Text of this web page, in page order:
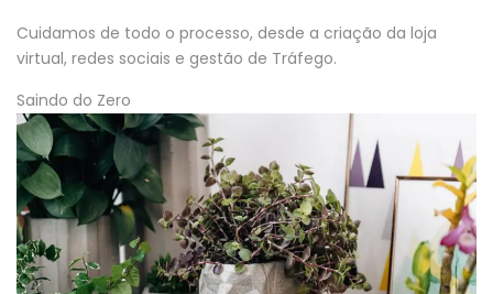
Cuidamos de todo o processo, desde a criação da loja
virtual, redes sociais e gestão de Tráfego.
Saindo do Zero